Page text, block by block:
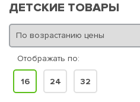
ДЕТСКИЕ ТОВАРЫ
Отображать по:
16 24 32